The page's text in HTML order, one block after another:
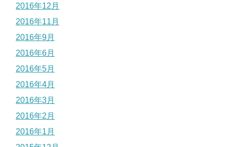
2016年12月
2016年11月
2016年9月
2016年6月
2016年5月
2016年4月
2016年3月
2016年2月
2016年1月